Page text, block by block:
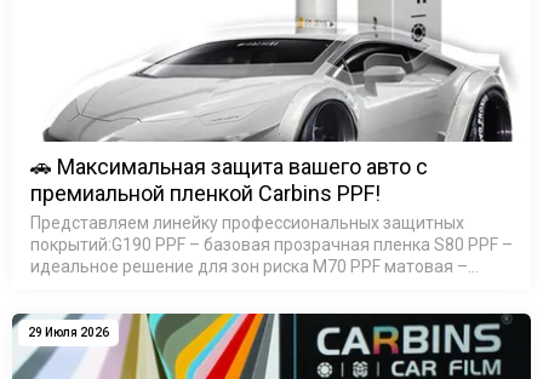
🚗 Максимальная защита вашего авто с
премиальной пленкой Carbins PPF!
Представляем линейку профессиональных защитных
покрытий:G190 PPF – базовая прозрачная пленка S80 PPF –
идеальное решение для зон риска M70 PPF матовая –
мик…
29 Июля 2026